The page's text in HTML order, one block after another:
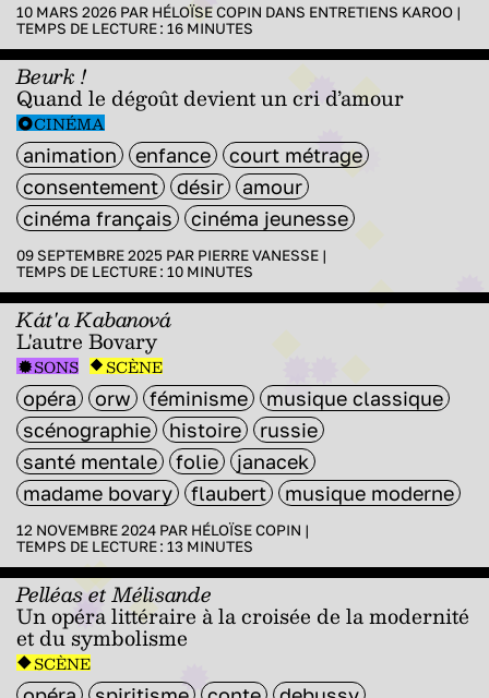
10 MARS 2026 PAR HÉLOÏSE COPIN DANS ENTRETIENS KAROO |
TEMPS DE LECTURE : 16 MINUTES
Beurk !
Quand le dégoût devient un cri d’amour
CINÉMA
animation enfance
court métrage
consentement
désir
amour
cinéma français
cinéma jeunesse
09 SEPTEMBRE 2025 PAR PIERRE VANESSE |
TEMPS DE LECTURE : 10 MINUTES
Kát'a Kabanová
L'autre Bovary
SONS SCÈNE
opéra orw féminisme
musique classique
scénographie
histoire
russie
santé mentale
folie
janacek
madame bovary
flaubert musique moderne
12 NOVEMBRE 2024 PAR HÉLOÏSE COPIN |
TEMPS DE LECTURE : 13 MINUTES
Pelléas et Mélisande
Un opéra littéraire à la croisée de la modernité
et du symbolisme
SCÈNE